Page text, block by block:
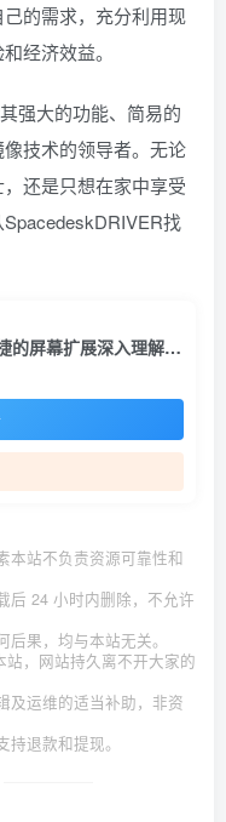
的需求，充分利用现
经济效益。
强大的功能、简易的
技术的领导者。无论
还是只想在家中享受
找
Spacedesk DRIVER 1.0.78-实惠便捷的屏幕扩展深入理解屏幕镜像技术
本站不负责资源可靠性和
后 24 小时内删除，不允许
果，均与本站无关。
，网站持久离不开大家的
及运维的适当补助，非资
退款和提现。